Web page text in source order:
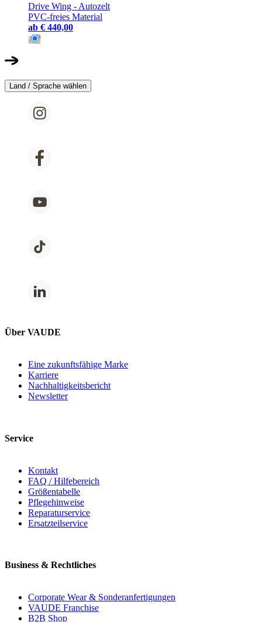
Drive Wing - Autozelt
PVC-freies Material
ab € 440,00
Land / Sprache wählen
Über VAUDE
Eine zukunftsfähige Marke
Karriere
Nachhaltigkeitsbericht
Newsletter
Service
Kontakt
FAQ / Hilfebereich
Größentabelle
Pflegehinweise
Reparaturservice
Ersatzteilservice
Business & Rechtliches
Corporate Wear & Sonderanfertigungen
VAUDE Franchise
B2B Shop